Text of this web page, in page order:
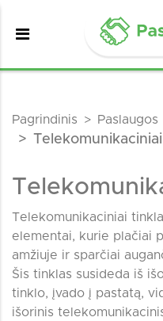
Pagrindinis Paslaugos
Telekomunikaciniai
elementai, kurie plačiai
amžiuje ir sparčiai
Šis tinklas susideda iš
tinklo, įvado į pastatą,
išorinis